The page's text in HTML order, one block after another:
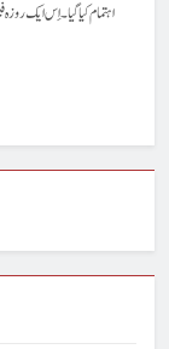
اہتمام کیا گیا۔ اِس ایک